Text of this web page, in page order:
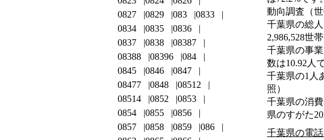
動向調査（
千葉県の総
2,986,528世
千葉県の事
数は10.92人
千葉県の1人
照）
千葉県の消
県のすがた
千葉県の電
0827
0829 083
0833
0834
0835
0836
0837
0838
08387
08388
08396
084
0845
0846
0847
08477
0848
08512
08514
0852
0853
0854
0855
0856
0857
0858 0859
086